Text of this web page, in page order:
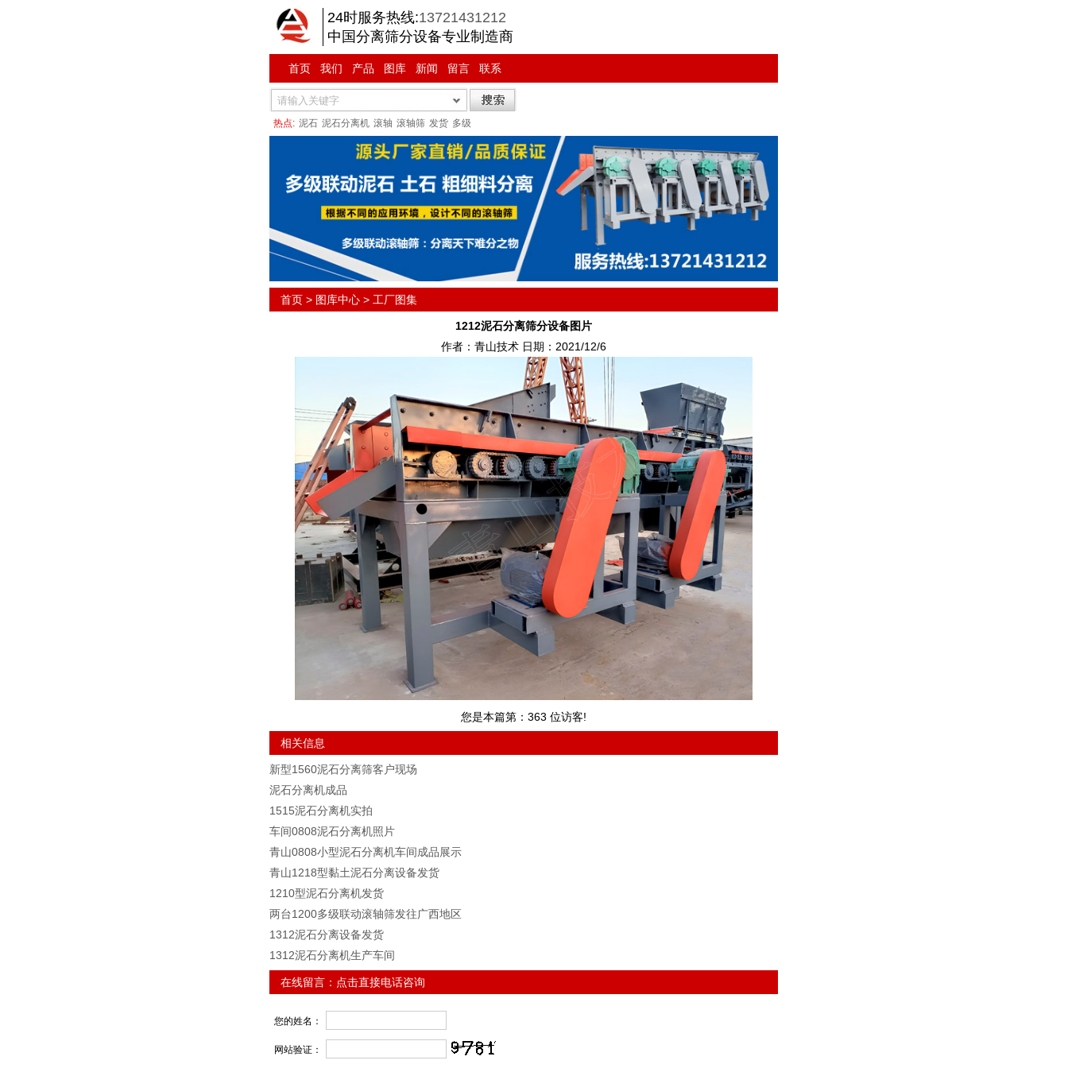
24时服务热线:13721431212
中国分离筛分设备专业制造商
首页 我们 产品 图库 新闻 留言 联系
热点: 泥石 泥石分离机 滚轴 滚轴筛 发货 多级
首页> 图库中心> 工厂图集
1212泥石分离筛分设备图片
作者：青山技术 日期：2021/12/6
您是本篇第： 363 位访客!
相关信息
新型1560泥石分离筛客户现场
泥石分离机成品
1515泥石分离机实拍
车间0808泥石分离机照片
青山0808小型泥石分离机车间成品展示
青山1218型黏土泥石分离设备发货
1210型泥石分离机发货
两台1200多级联动滚轴筛发往广西地区
1312泥石分离设备发货
1312泥石分离机生产车间
在线留言： 点击直接电话咨询
您的姓名：
网站验证：